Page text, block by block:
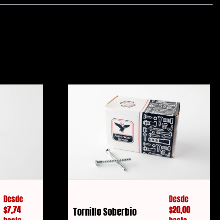
Desde
$7,74
Tornillo Soberbio
Desde
$20,00